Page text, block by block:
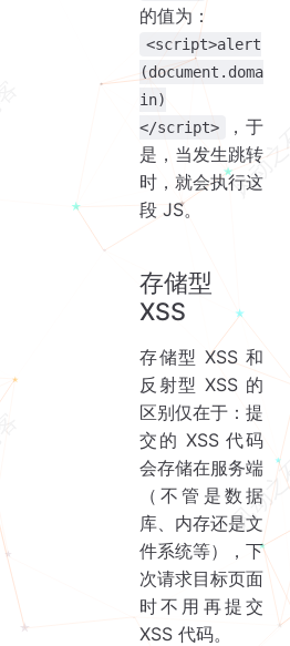
的值为：
<script>alert
(document.doma
in)
</script>
，于
是，当发生跳转
时，就会执行这
段 JS。
存储型
XSS
存储型 XSS 和
反射型 XSS 的
区别仅在于：提
交的 XSS 代码
会存储在服务端
（不管是数据
库、内存还是文
件系统等），下
次请求目标页面
时不用再提交
XSS 代码。